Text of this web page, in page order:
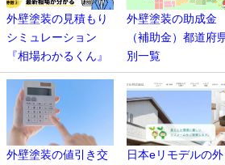
外壁塗装の見積もり
シミュレーション
『相場わかるくん』
外壁塗装の助成金
（補助金）都道府
別一覧
外壁塗装の値引き交
日本eリモデルの外